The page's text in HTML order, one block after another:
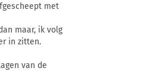
met
maar, ik volg
in zitten.
van de